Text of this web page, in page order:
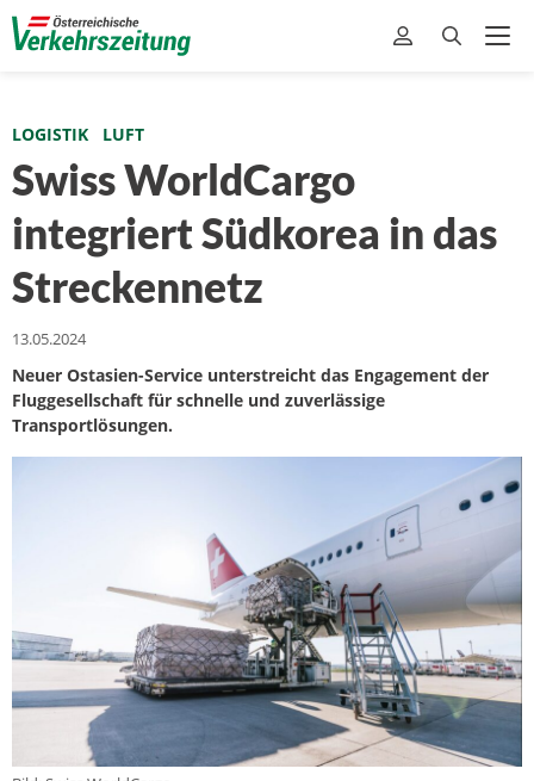
LOGISTIK LUFT
Swiss WorldCargo
integriert Südkorea in das
Streckennetz
13.05.2024
Neuer Ostasien-Service unterstreicht das Engagement der
Fluggesellschaft für schnelle und zuverlässige
Transportlösungen.